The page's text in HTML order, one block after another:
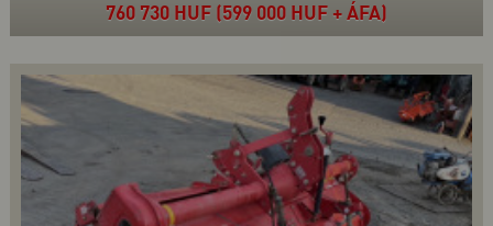
760 730 HUF (599 000 HUF + ÁFA)